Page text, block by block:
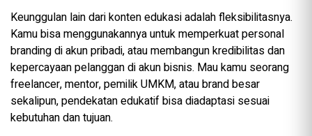
Keunggulan lain dari konten edukasi adalah fleksibilitasnya.
Kamu bisa menggunakannya untuk memperkuat personal
branding di akun pribadi, atau membangun kredibilitas dan
kepercayaan pelanggan di akun bisnis. Mau kamu seorang
freelancer, mentor, pemilik UMKM, atau brand besar
sekalipun, pendekatan edukatif bisa diadaptasi sesuai
kebutuhan dan tujuan.